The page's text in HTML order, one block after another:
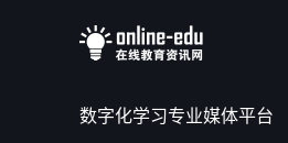
数字化学习专业媒体平台